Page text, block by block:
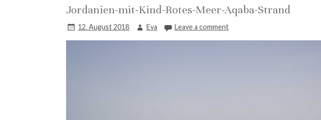
Jordanien-mit-Kind-Rotes-Meer-Aqaba-Strand
12. August 2018 Eva Leave a comment